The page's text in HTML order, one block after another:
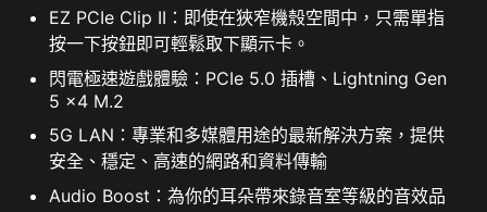
EZ PCIe Clip II：即使在狹窄機殼空間中，只需單指
按一下按鈕即可輕鬆取下顯示卡。
閃電極速遊戲體驗：PCIe 5.0 插槽、Lightning Gen
5 x4 M.2
5G LAN：專業和多媒體用途的最新解決方案，提供
安全、穩定、高速的網路和資料傳輸
Audio Boost：為你的耳朵帶來錄音室等級的音效品